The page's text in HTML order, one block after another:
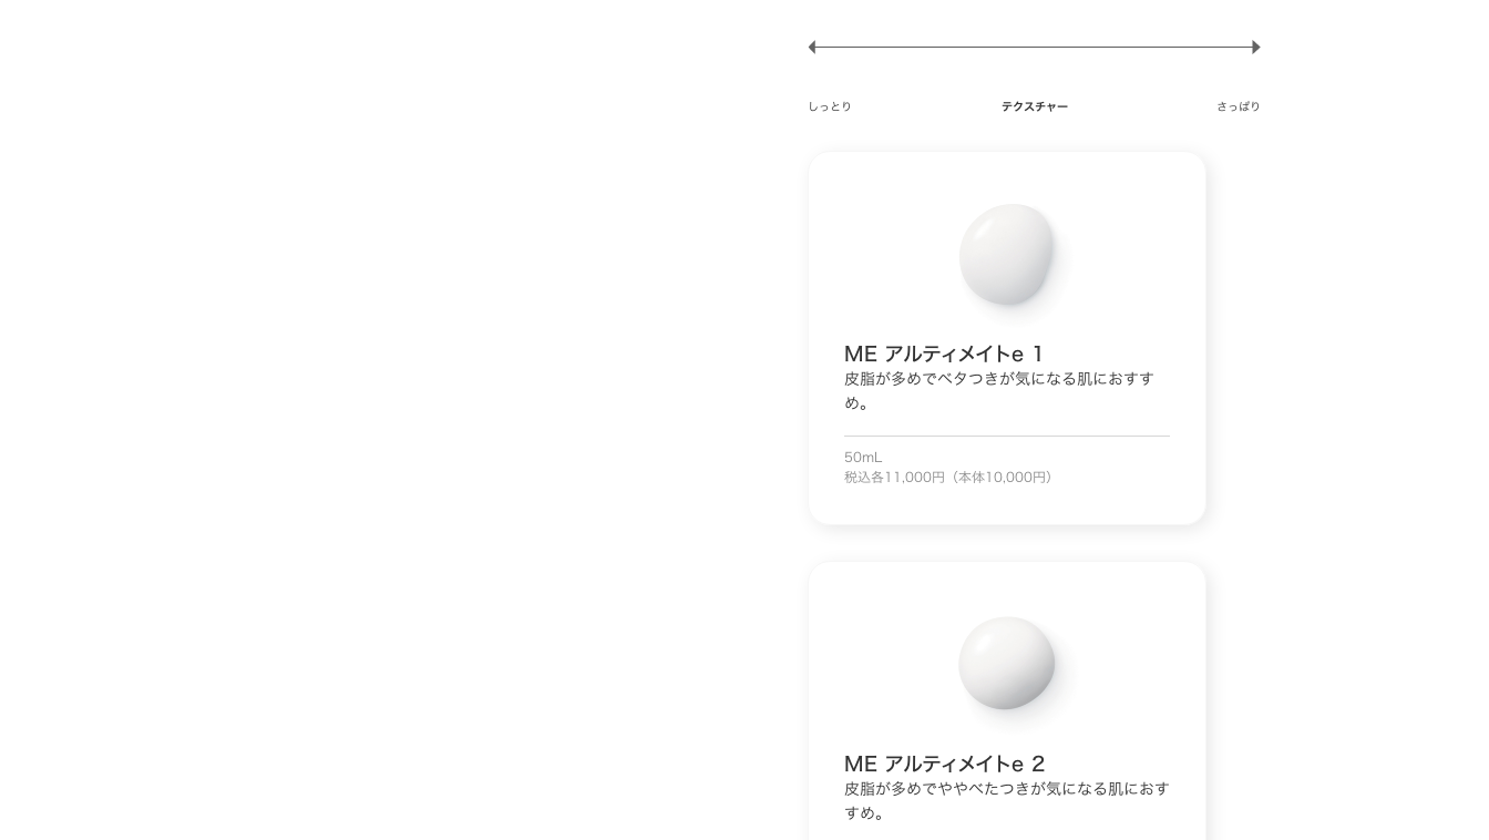
しっとり テクスチャー さっぱり
ME アルティメイトe 1
皮脂が多めでベタつきが気になる肌におすす
め。
50mL
税込各11,000円（本体10,000円）
ME アルティメイトe 2
皮脂が多めでややべたつきが気になる肌におす
すめ。